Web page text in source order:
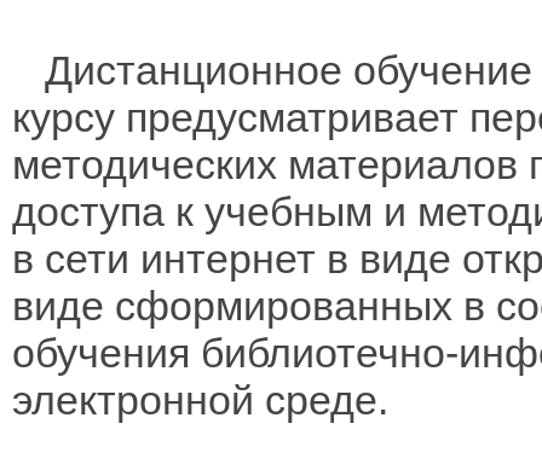
Дистанционное
курсу предусматривает
методических материалов
доступа к учебным и
в сети интернет в виде
виде сформированных в
обучения библиотечно-
электронной среде.